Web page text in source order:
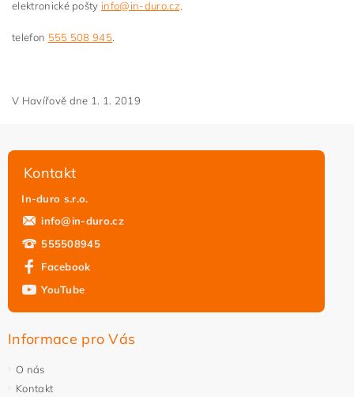
elektronické pošty info@in-duro.cz,
telefon 555 508 945
V Havířově dne 1. 1. 2019
Kontakt
In-duro s.r.o.
info@in-duro.cz
555508945
Facebook
YouTube
Informace pro Vás
O nás
Kontakt